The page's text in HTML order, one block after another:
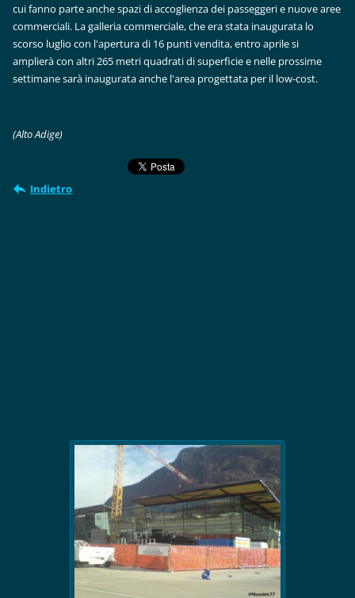
cui fanno parte anche spazi di accoglienza dei passeggeri e nuove aree
commerciali. La galleria commerciale, che era stata inaugurata lo
scorso luglio con l'apertura di 16 punti vendita, entro aprile si
amplierà con altri 265 metri quadrati di superficie e nelle prossime
settimane sarà inaugurata anche l'area progettata per il low-cost.
(Alto Adige)
Indietro